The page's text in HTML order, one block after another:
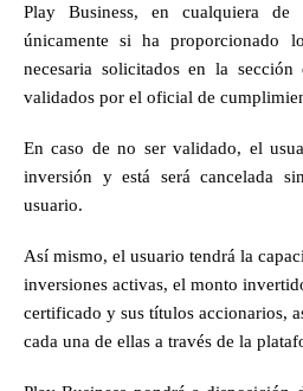
Play Business, en cualquiera de
únicamente si ha proporcionado
necesaria solicitados en la
validados por el oficial de
En caso de no ser validado, el
inversión y está será cancelada
usuario.
Así mismo, el usuario tendrá la
inversiones activas, el monto
certificado y sus títulos accionarios,
cada una de ellas a través de la